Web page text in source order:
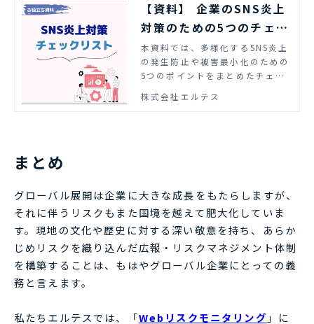
【資料】 企業のSNS炎上
対策のための5つのチェッ
クリスト | エルテス
本資料では、多様化するSNS炎上
の発生防止や被害最小化のための
5つのポイントをまとめたチェッ
株式会社エルテス
まとめ
グローバル展開は企業に大きな成長をもたらしますが、
それに伴うリスクもまた国境を越えて肥大化していま
す。現地の文化や歴史に対する深い敬意を持ち、あらか
じめリスクを織り込んだ広報・リスクマネジメント体制
を構築することは、もはやグローバル企業にとっての義
務と言えます。
私たちエルテスでは、「Webリスクモニタリング 」に